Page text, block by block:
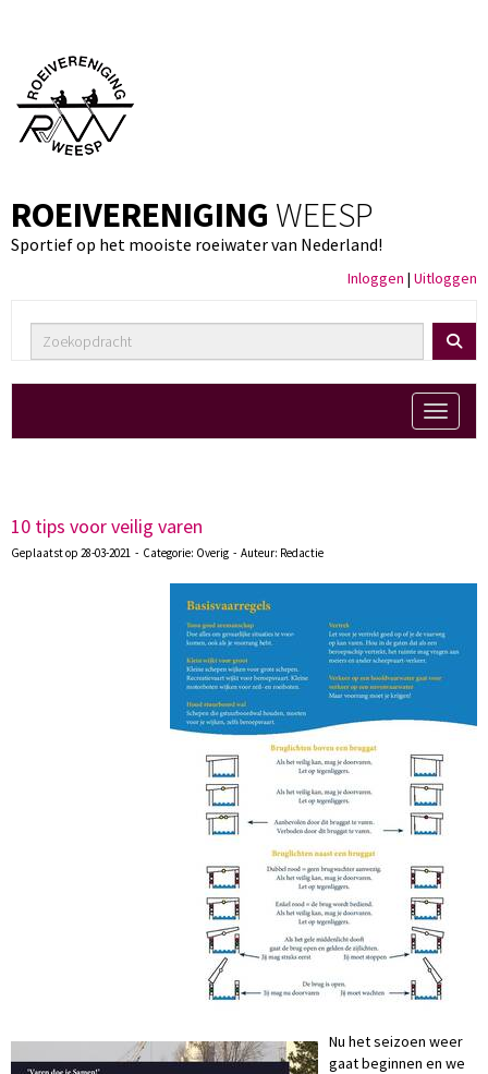
ROEIVERENIGING WEESP
Sportief op het mooiste roeiwater van Nederland!
Inloggen | Uitloggen
Toggle
10 tips voor veilig varen
Geplaatst op 28-03-2021 - Categorie: Overig - Auteur: Redactie
Nu het seizoen weer
gaat beginnen en we